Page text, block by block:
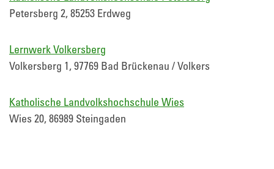
Petersberg 2, 85253 Erdweg
Lernwerk Volkersberg
Volkersberg 1, 97769 Bad Brückenau / Volkers
Katholische Landvolkshochschule Wies
Wies 20, 86989 Steingaden